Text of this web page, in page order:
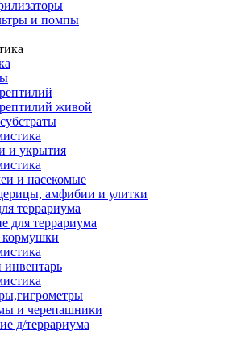
и помпы
живой
и укрытия
и насекомые
амфибии и улитки
террариума
для террариума
и черепашники
д/террариума